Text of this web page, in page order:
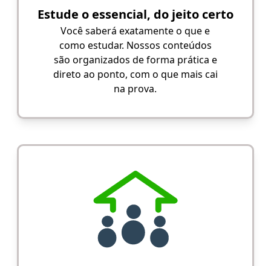
Estude o essencial, do jeito certo
Você saberá exatamente o que e
como estudar. Nossos conteúdos
são organizados de forma prática e
direto ao ponto, com o que mais cai
na prova.